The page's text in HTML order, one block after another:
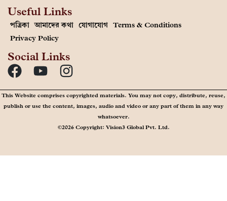
Useful Links
পত্রিকা আমাদের কথা যোগাযোগ Terms & Conditions
Privacy Policy
Social Links
This Website comprises copyrighted materials. You may not copy, distribute, reuse,
publish or use the content, images, audio and video or any part of them in any way
whatsoever.
©2026 Copyright: Vision3 Global Pvt. Ltd.